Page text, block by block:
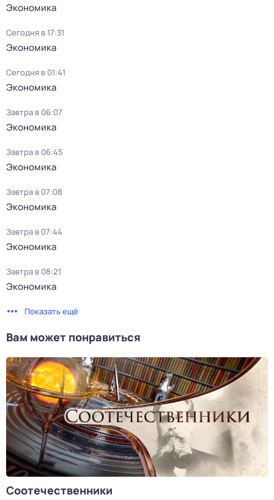
Экономика
Сегодня в 17:31
Экономика
Сегодня в 01:41
Экономика
Завтра в 06:07
Экономика
Завтра в 06:45
Экономика
Завтра в 07:08
Экономика
Завтра в 07:44
Экономика
Завтра в 08:21
Экономика
Показать ещё
Вам может понравиться
Соотечественники